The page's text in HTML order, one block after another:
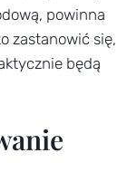
powinna
zastanowić się,
będą